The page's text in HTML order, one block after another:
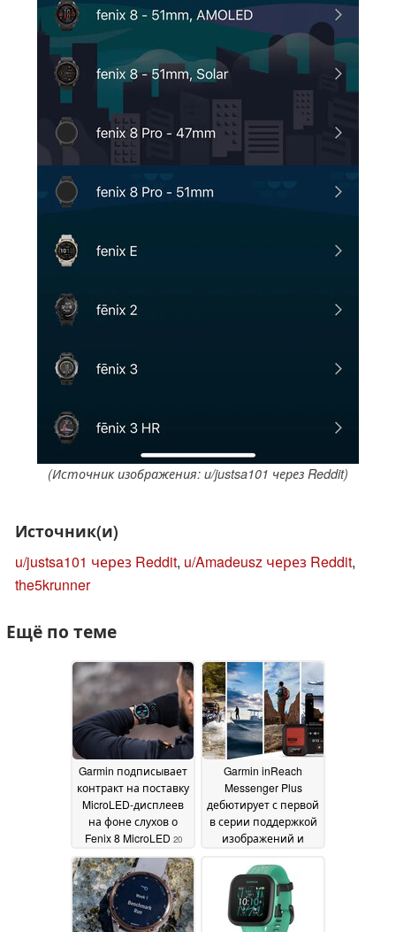
(Источник изображения: u/justsa101 через Reddit)
Источник(и)
u/justsa101 через Reddit, u/Amadeusz через Reddit,
the5krunner
Ещё по теме
Garmin подписывает
контракт на поставку
MicroLED-дисплеев
на фоне слухов о
Fenix 8 MicroLED 20
September 2024
Garmin inReach
Messenger Plus
дебютирует с первой
в серии поддержкой
изображений и
сообщений
September 2024